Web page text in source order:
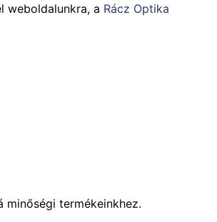
weboldalunkra, a Rácz Optika
minőségi termékeinkhez.